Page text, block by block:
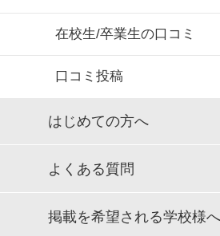
在校生/卒業生の口コミ
口コミ投稿
はじめての方へ
よくある質問
掲載を希望される学校様へ